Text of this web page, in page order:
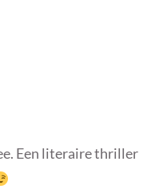
Een literaire thriller